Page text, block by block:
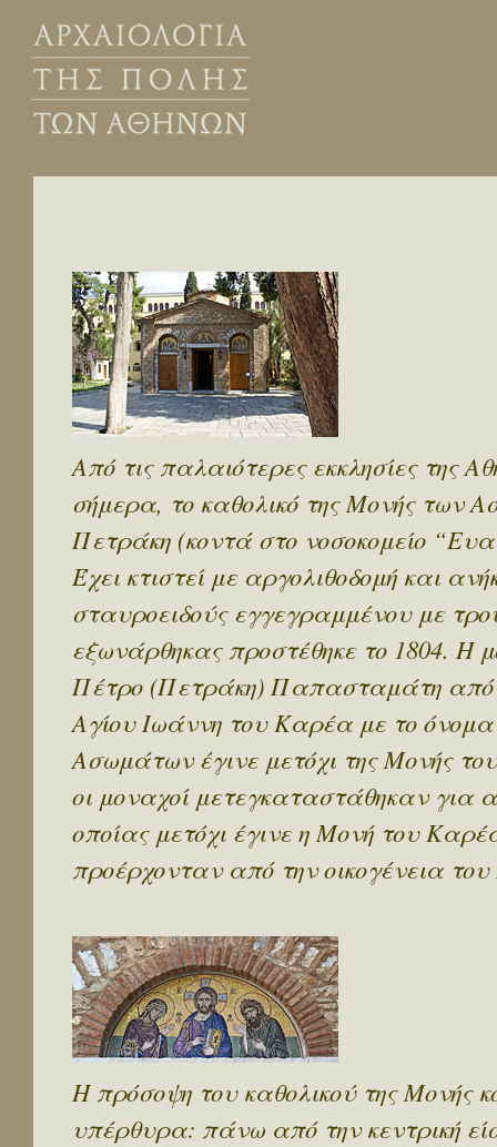
Από τις παλαιότερες εκκλησίες της
σήμερα, το καθολικό της Μονής των
Πετράκη (κοντά στο νοσοκομείο
Έχει κτιστεί με αργολιθοδομή και
σταυροειδούς εγγεγραμμένου με
εξωνάρθηκας προστέθηκε το 1804. Η
Πέτρο (Πετράκη) Παπασταμάτη από
Αγίου Ιωάννη του Καρέα με το
Ασωμάτων έγινε μετόχι της Μονής
οι μοναχοί μετεγκαταστάθηκαν
οποίας μετόχι έγινε η Μονή του
προέρχονταν από την οικογένεια
Η πρόσοψη του καθολικού της Μονής
υπέρθυρα: πάνω από την κεντρική